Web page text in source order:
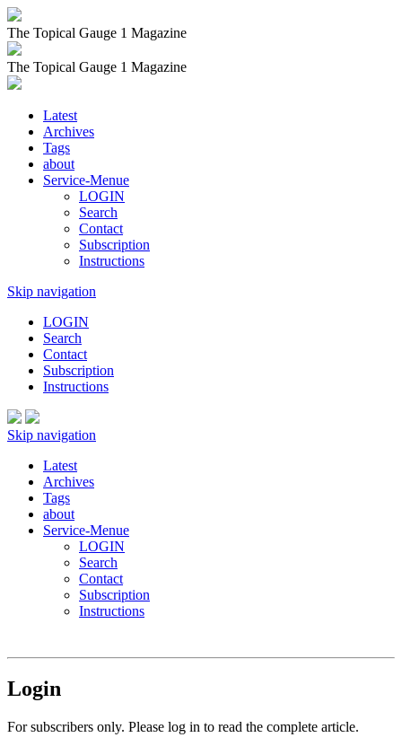
The Topical Gauge 1 Magazine
The Topical Gauge 1 Magazine
Latest
Archives
Tags
about
Service-Menue
LOGIN
Search
Contact
Subscription
Instructions
Skip navigation
LOGIN
Search
Contact
Subscription
Instructions
Skip navigation
Latest
Archives
Tags
about
Service-Menue
LOGIN
Search
Contact
Subscription
Instructions
Login
For subscribers only. Please log in to read the complete article.